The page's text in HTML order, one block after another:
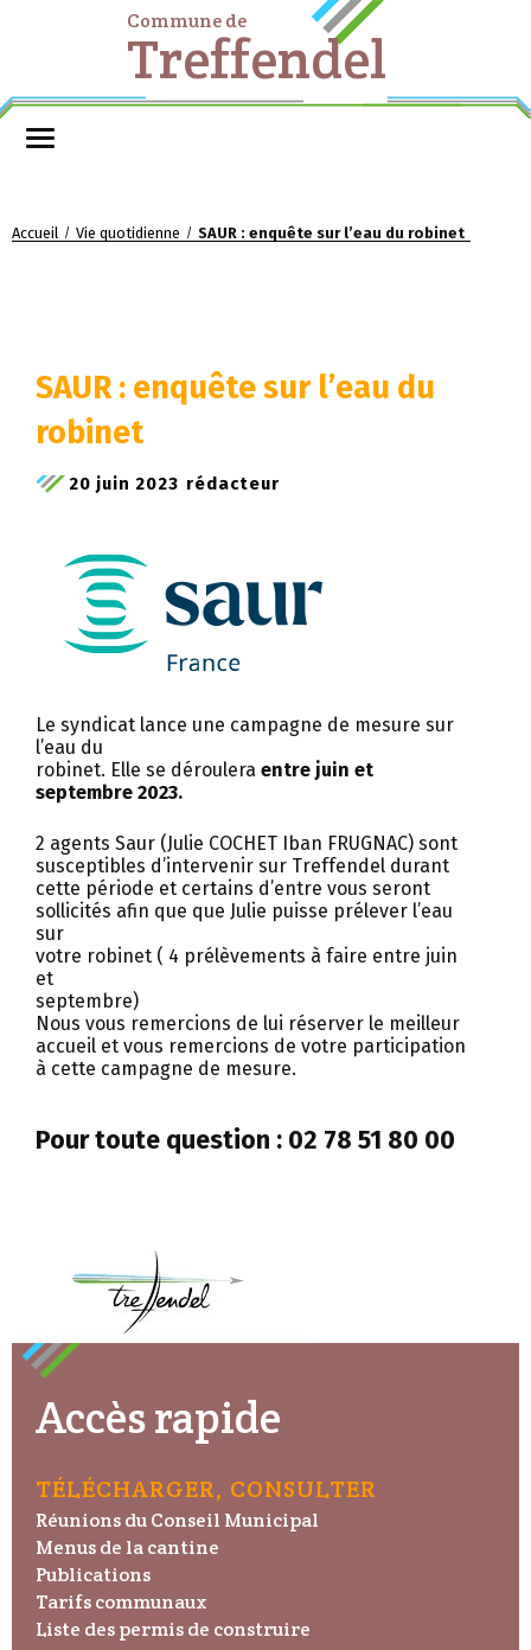
Commune de
Treffendel
Accueil / Vie quotidienne / SAUR : enquête sur l’eau du robinet
SAUR : enquête sur l’eau du
robinet
20 juin 2023 rédacteur
Le syndicat lance une campagne de mesure sur
l’eau du
robinet. Elle se déroulera entre juin et
septembre 2023.
2 agents Saur (Julie COCHET Iban FRUGNAC) sont
susceptibles d’intervenir sur Treffendel durant
cette période et certains d’entre vous seront
sollicités afin que que Julie puisse prélever l’eau
sur
votre robinet ( 4 prélèvements à faire entre juin
et
septembre)
Nous vous remercions de lui réserver le meilleur
accueil et vous remercions de votre participation
à cette campagne de mesure.
Pour toute question : 02 78 51 80 00
Accès rapide
TÉLÉCHARGER, CONSULTER
Réunions du Conseil Municipal
Menus de la cantine
Publications
Tarifs communaux
Liste des permis de construire